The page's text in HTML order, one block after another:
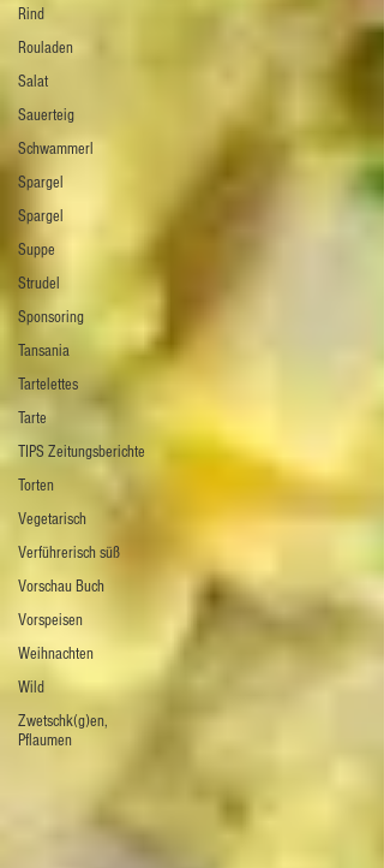
Rind
Rouladen
Salat
Sauerteig
Schwammerl
Spargel
Spargel
Suppe
Strudel
Sponsoring
Tansania
Tartelettes
Tarte
TIPS Zeitungsberichte
Torten
Vegetarisch
Verführerisch süß
Vorschau Buch
Vorspeisen
Weihnachten
Wild
Zwetschk(g)en,
Pflaumen